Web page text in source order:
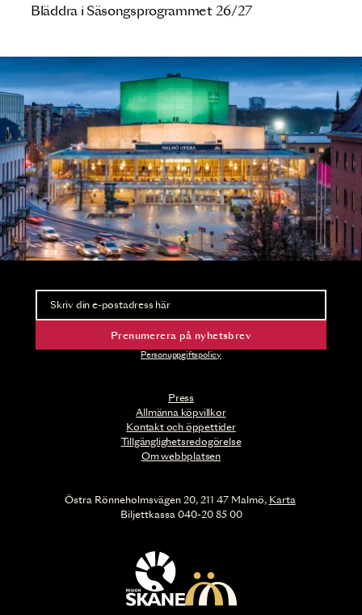
Bläddra i Säsongsprogrammet 26/27
Press
Allmänna köpvillkor
Kontakt och öppettider
Tillgänglighetsredogörelse
Om webbplatsen
Nyhetsbrev
Ta del av förhandsinformation och biljettsläpp.
Prenumerera på nyhetsbrev
Personuppgiftspolicy
Östra Rönneholmsvägen 20, 211 47 Malmö, Karta
Biljettkassa 040-20 85 00